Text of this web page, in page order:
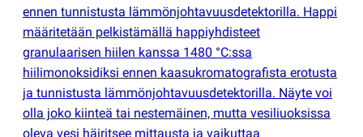
ennen tunnistusta lämmönjohtavuusdetektorilla. Happi
määritetään pelkistämällä happiyhdisteet
granulaarisen hiilen kanssa 1480 °C:ssa
hiilimonoksidiksi ennen kaasukromatografista erotusta
ja tunnistusta lämmönjohtavuusdetektorilla. Näyte voi
olla joko kiinteä tai nestemäinen, mutta vesiliuoksissa
oleva vesi häiritsee mittausta ja vaikuttaa